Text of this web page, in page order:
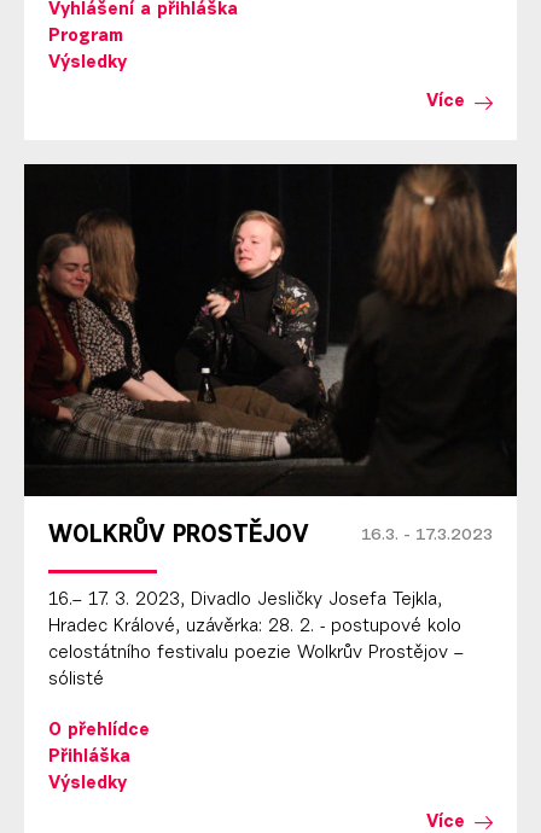
Vyhlášení a přihláška
Program
Výsledky
Více
WOLKRŮV PROSTĚJOV 16.3. - 17.3.2023
16.– 17. 3. 2023, Divadlo Jesličky Josefa Tejkla,
Hradec Králové, uzávěrka: 28. 2. - postupové kolo
celostátního festivalu poezie Wolkrův Prostějov –
sólisté
O přehlídce
Přihláška
Výsledky
Více